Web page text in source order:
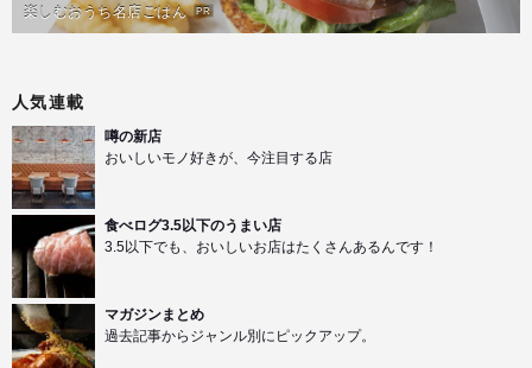
楽しむおうち名店ごはん PR
人気連載
噂の新店
おいしいモノ好きが、今注目する店
食べログ3.5以下のうまい店
3.5以下でも、おいしいお店はたくさんあるんです！
マガジンまとめ
過去記事からジャンル別にピックアップ。